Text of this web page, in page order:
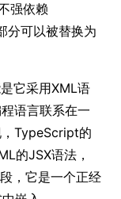
强依赖
分可以被替换为
它采用XML语
语言联系在一
TypeScript的
的JSX语法，
，它是一个正经